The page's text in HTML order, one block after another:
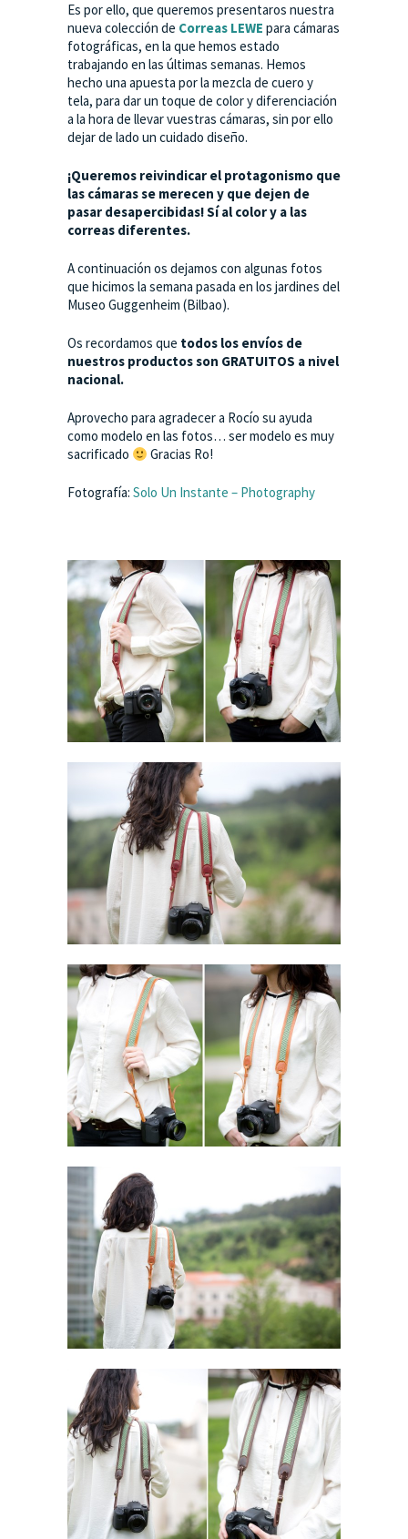
Es por ello, que queremos presentaros nuestra
nueva colección de Correas LEWE para cámaras
fotográficas, en la que hemos estado
trabajando en las últimas semanas. Hemos
hecho una apuesta por la mezcla de cuero y
tela, para dar un toque de color y diferenciación
a la hora de llevar vuestras cámaras, sin por ello
dejar de lado un cuidado diseño.
¡Queremos reivindicar el protagonismo que
las cámaras se merecen y que dejen de
pasar desapercibidas! Sí al color y a las
correas diferentes.
A continuación os dejamos con algunas fotos
que hicimos la semana pasada en los jardines del
Museo Guggenheim (Bilbao).
Os recordamos que todos los envíos de
nuestros productos son GRATUITOS a nivel
nacional.
Aprovecho para agradecer a Rocío su ayuda
como modelo en las fotos… ser modelo es muy
sacrificado
Gracias Ro!
Fotografía: Solo Un Instante – Photography